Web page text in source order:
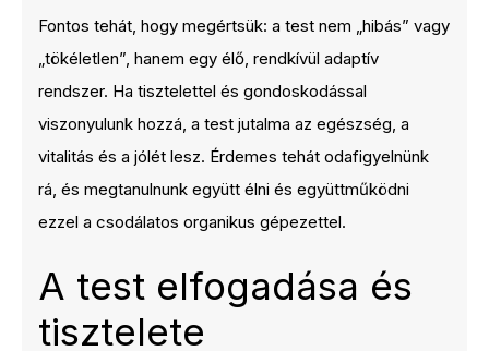
Fontos tehát, hogy megértsük: a test nem „hibás” vagy
„tökéletlen”, hanem egy élő, rendkívül adaptív
rendszer. Ha tisztelettel és gondoskodással
viszonyulunk hozzá, a test jutalma az egészség, a
vitalitás és a jólét lesz. Érdemes tehát odafigyelnünk
rá, és megtanulnunk együtt élni és együttműködni
ezzel a csodálatos organikus gépezettel.
A test elfogadása és
tisztelete